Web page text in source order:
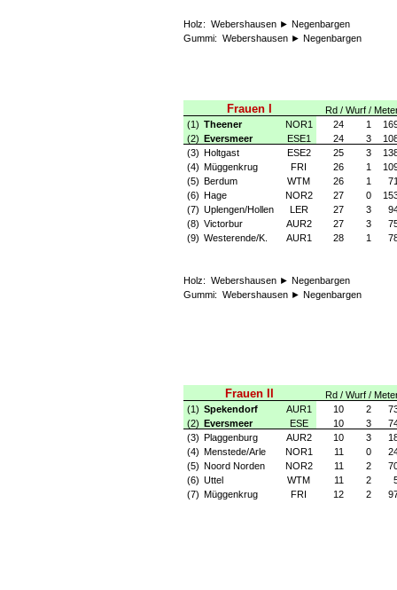
Holz: Webershausen ► Negenbargen
Gummi: Webershausen ► Negenbargen
Frauen I
Rd / Wurf /
(1) Theener NOR1 24 1
(2) Eversmeer ESE1 24 3
(3) Holtgast ESE2 25 3
(4) Müggenkrug FRI 26 1
(5) Berdum WTM 26 1
(6) Hage NOR2 27 0
(7) Uplengen/Hollen LER 27 3
(8) Victorbur AUR2 27 3
(9) Westerende/K. AUR1 28 1
Holz: Webershausen ► Negenbargen
Gummi: Webershausen ► Negenbargen
Frauen II
Rd / Wurf /
(1) Spekendorf AUR1 10 2
(2) Eversmeer ESE 10 3
(3) Plaggenburg AUR2 10 3
(4) Menstede/Arle NOR1 11 0
(5) Noord Norden NOR2 11 2
(6) Uttel WTM 11 2
(7) Müggenkrug FRI 12 2